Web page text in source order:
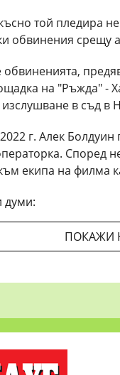
той пледира
обвинения срещу
обвиненията,
на "Ръжда" -
в съд в
г. Алек
Според
екипа на филма
думи:
ПОКАЖИ